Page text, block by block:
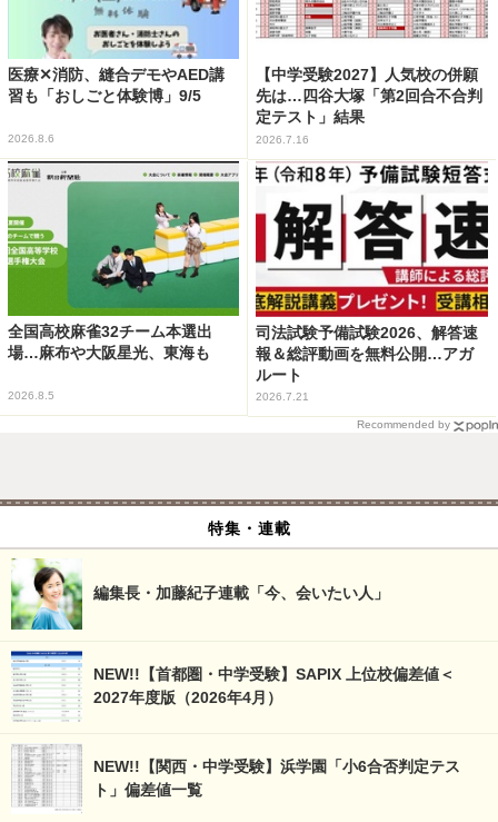
医療✕消防、縫合デモやAED講
習も「おしごと体験博」9/5
2026.8.6
【中学受験2027】人気校の併願
先は…四谷大塚「第2回合不合判
定テスト」結果
2026.7.16
全国高校麻雀32チーム本選出
場…麻布や大阪星光、東海も
2026.8.5
司法試験予備試験2026、解答速
報＆総評動画を無料公開…アガ
ルート
2026.7.21
Recommended by
特集・連載
編集長・加藤紀子連載「今、会いたい人」
NEW!!【首都圏・中学受験】SAPIX 上位校偏差値＜
2027年度版（2026年4月）
NEW!!【関西・中学受験】浜学園「小6合否判定テス
ト」偏差値一覧